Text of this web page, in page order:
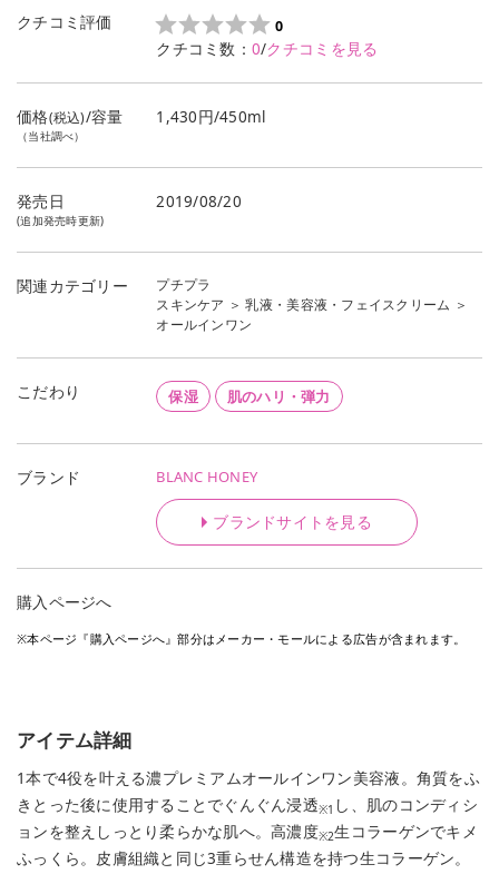
クチコミ評価 0
クチコミ数： 0/クチコミを見る
価格(税込)/容量
（当社調べ）
1,430円/450ml
発売日
(追加発売時更新)
2019/08/20
関連カテゴリー
プチプラ
スキンケア ＞乳液・美容液・フェイスクリーム ＞
オールインワン
こだわり 保湿 肌のハリ・弾力
ブランド BLANC HONEY
ブランドサイトを見る
購入ページへ
※本ページ『購入ページへ』部分はメーカー・モールによる広告が含まれます。
アイテム詳細
1本で4役を叶える濃プレミアムオールインワン美容液。角質をふ
きとった後に使用することでぐんぐん浸透※1 し、肌のコンディシ
ョンを整えしっとり柔らかな肌へ。高濃度※2生コラーゲンでキメ
ふっくら。皮膚組織と同じ3重らせん構造を持つ生コラーゲン。